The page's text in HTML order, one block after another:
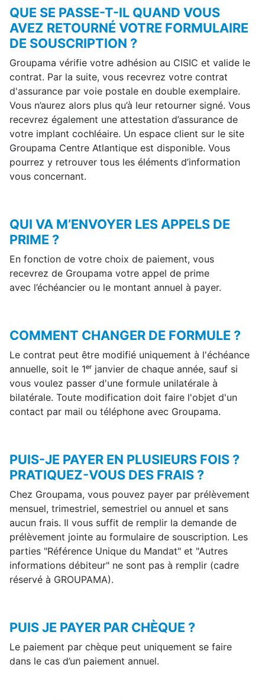
QUE SE PASSE-T-IL QUAND VOUS
AVEZ RETOURNÉ VOTRE FORMULAIRE
DE SOUSCRIPTION ?
Groupama vérifie votre adhésion au CISIC et valide le
contrat. Par la suite, vous recevrez votre contrat
d'assurance par voie postale en double exemplaire.
Vous n’aurez alors plus qu’à leur retourner signé. Vous
recevrez également une attestation d’assurance de
votre implant cochléaire. Un espace client sur le site
Groupama Centre Atlantique est disponible. Vous
pourrez y retrouver tous les éléments d’information
vous concernant.
QUI VA M’ENVOYER LES APPELS DE
PRIME ?
En fonction de votre choix de paiement, vous
recevrez de Groupama votre appel de prime
avec l’échéancier ou le montant annuel à payer.
COMMENT CHANGER DE FORMULE ?
Le contrat peut être modifié uniquement à l'échéance
annuelle, soit le 1ᵉʳ janvier de chaque année, sauf si
vous voulez passer d'une formule unilatérale à
bilatérale. Toute modification doit faire l'objet d'un
contact par mail ou téléphone avec Groupama.
PUIS-JE PAYER EN PLUSIEURS FOIS ?
PRATIQUEZ-VOUS DES FRAIS ?
Chez Groupama, vous pouvez payer par prélèvement
mensuel, trimestriel, semestriel ou annuel et sans
aucun frais. Il vous suffit de remplir la demande de
prélèvement jointe au formulaire de souscription. Les
parties "Référence Unique du Mandat" et "Autres
informations débiteur" ne sont pas à remplir (cadre
réservé à GROUPAMA).
PUIS JE PAYER PAR CHÈQUE ?
Le paiement par chèque peut uniquement se faire
dans le cas d’un paiement annuel.